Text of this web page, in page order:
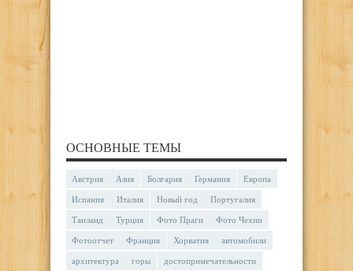
ОСНОВНЫЕ ТЕМЫ
Австрия Азия Болгария Германия Европа
Испания Италия Новый год Португалия
Таиланд Турция Фото Праги Фото Чехии
Фотоотчет Франция Хорватия автомобили
архитектура горы достопримечательности